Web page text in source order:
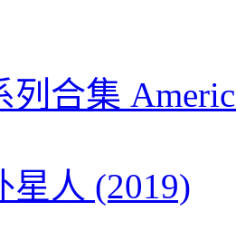
列合集
星人 (2019)